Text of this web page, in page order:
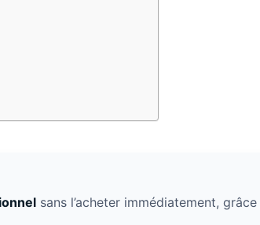
sans l’acheter immédiatement,